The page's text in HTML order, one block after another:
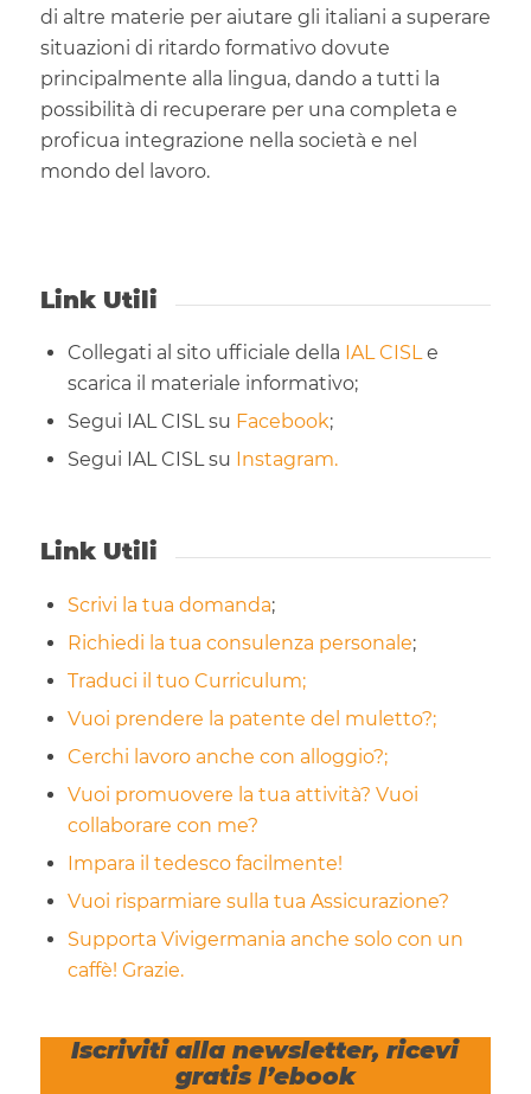
di altre materie per aiutare gli italiani a superare
situazioni di ritardo formativo dovute
principalmente alla lingua, dando a tutti la
possibilità di recuperare per una completa e
proficua integrazione nella società e nel
mondo del lavoro.
Link Utili
Collegati al sito ufficiale della IAL CISLe
scarica il materiale informativo;
Segui IAL CISL su Facebook;
Segui IAL CISL su Instagram.
Link Utili
Scrivi la tua domanda;
Richiedi la tua consulenza personale;
Traduci il tuo Curriculum;
Vuoi prendere la patente del muletto?;
Cerchi lavoro anche con alloggio?;
Vuoi promuovere la tua attività? Vuoi
collaborare con me?
Impara il tedesco facilmente!
Vuoi risparmiare sulla tua Assicurazione?
Supporta Vivigermania anche solo con un
caffè! Grazie.
Iscriviti alla newsletter, ricevi
gratis l’ebook